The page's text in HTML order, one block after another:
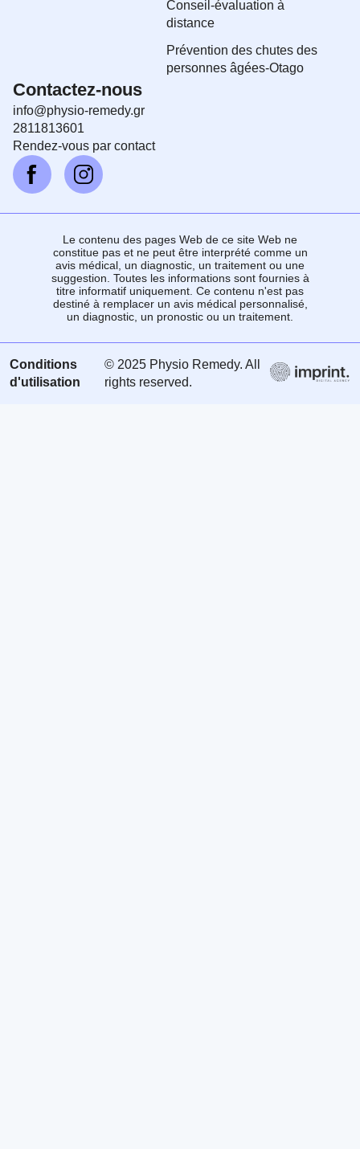
Conseil-évaluation à
distance
Prévention des chutes des
personnes âgées-Otago
Contactez-nous
info@physio-remedy.gr
2811813601
Rendez-vous par contact
Le contenu des pages Web de ce site Web ne
constitue pas et ne peut être interprété comme un
avis médical, un diagnostic, un traitement ou une
suggestion. Toutes les informations sont fournies à
titre informatif uniquement. Ce contenu n'est pas
destiné à remplacer un avis médical personnalisé,
un diagnostic, un pronostic ou un traitement.
Conditions
d'utilisation
© 2025 Physio Remedy. All
rights reserved.